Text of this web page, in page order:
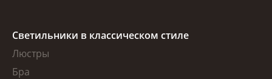
Светильники в классическом стиле
Люстры
Бра